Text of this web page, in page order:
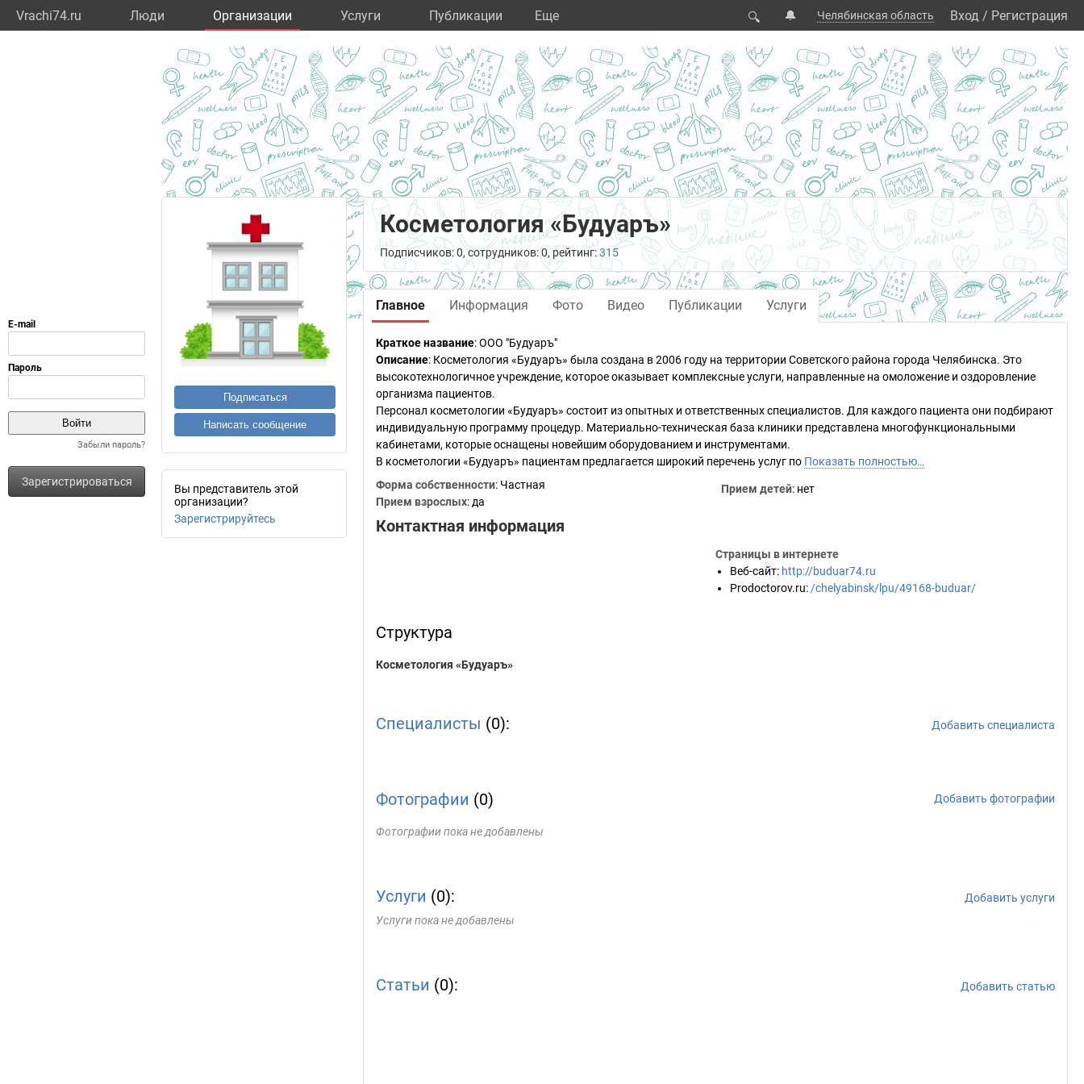
Vrachi74.ru Люди Организации Услуги Публикации Eще 🔍 🔔 Челябинская область Вход / Регистрация
Забыли пароль?
Зарегистрироваться
Подписаться
Написать сообщение
Вы представитель этой
организации?
Зарегистрируйтесь
Косметология «Будуаръ»
Подписчиков: 0, сотрудников: 0, рейтинг:315
Главное Информация Фото Видео Публикации Услуги
Краткое название:ООО "Будуаръ"
Описание: Косметология «Будуаръ» была создана в 2006 году на территории Советского района города Челябинска. Это
высокотехнологичное учреждение, которое оказывает комплексные услуги, направленные на омоложение и оздоровление
организма пациентов.
Персонал косметологии «Будуаръ» состоит из опытных и ответственных специалистов. Для каждого пациента они подбирают
индивидуальную программу процедур. Материально-техническая база клиники представлена многофункциональными
кабинетами, которые оснащены новейшим оборудованием и инструментами.
В косметологии «Будуаръ» пациентам предлагается широкий перечень услуг по Показать полностью…
Форма собственности: Частная
Прием взрослых: да
Прием детей: нет
Контактная информация
Страницы в интернете
Веб-сайт: http://buduar74.ru
Prodoctorov.ru: /chelyabinsk/lpu/49168-buduar/
Структура
Косметология «Будуаръ»
Специалисты (0): Добавить специалиста
Фотографии (0) Добавить фотографии
Фотографии пока не добавлены
Услуги (0):
Добавить услуги
Услуги пока не добавлены
Статьи (0): Добавить статью